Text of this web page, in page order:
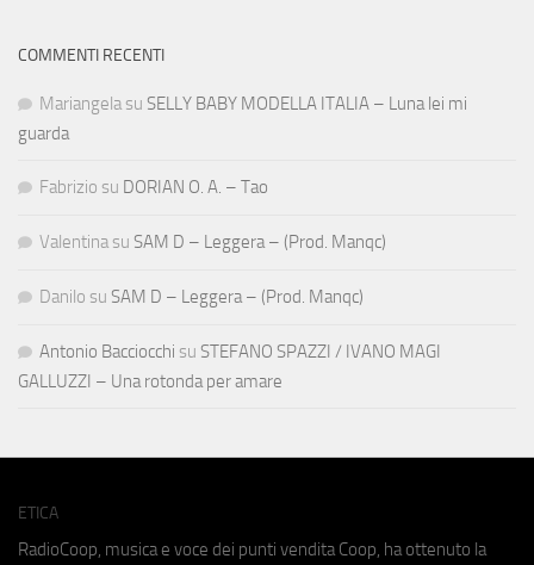
COMMENTI RECENTI
Mariangela su SELLY BABY MODELLA ITALIA – Luna lei mi
guarda
Fabrizio su DORIAN O. A. – Tao
Valentina su SAM D – Leggera – (Prod. Manqc)
Danilo su SAM D – Leggera – (Prod. Manqc)
Antonio Bacciocchi su STEFANO SPAZZI / IVANO MAGI
GALLUZZI – Una rotonda per amare
ETICA
RadioCoop, musica e voce dei punti vendita Coop, ha ottenuto la